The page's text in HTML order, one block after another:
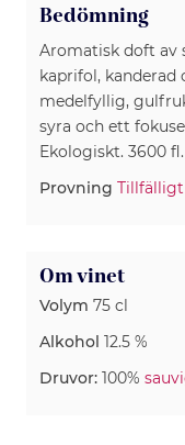
Bedömning
Aromatisk doft av
kaprifol, kanderad
medelfyllig,
syra och ett
Ekologiskt. 3600 fl.
Provning Tillfälligt
Om vinet
Volym 75 cl
Alkohol 12.5 %
Druvor: 100%